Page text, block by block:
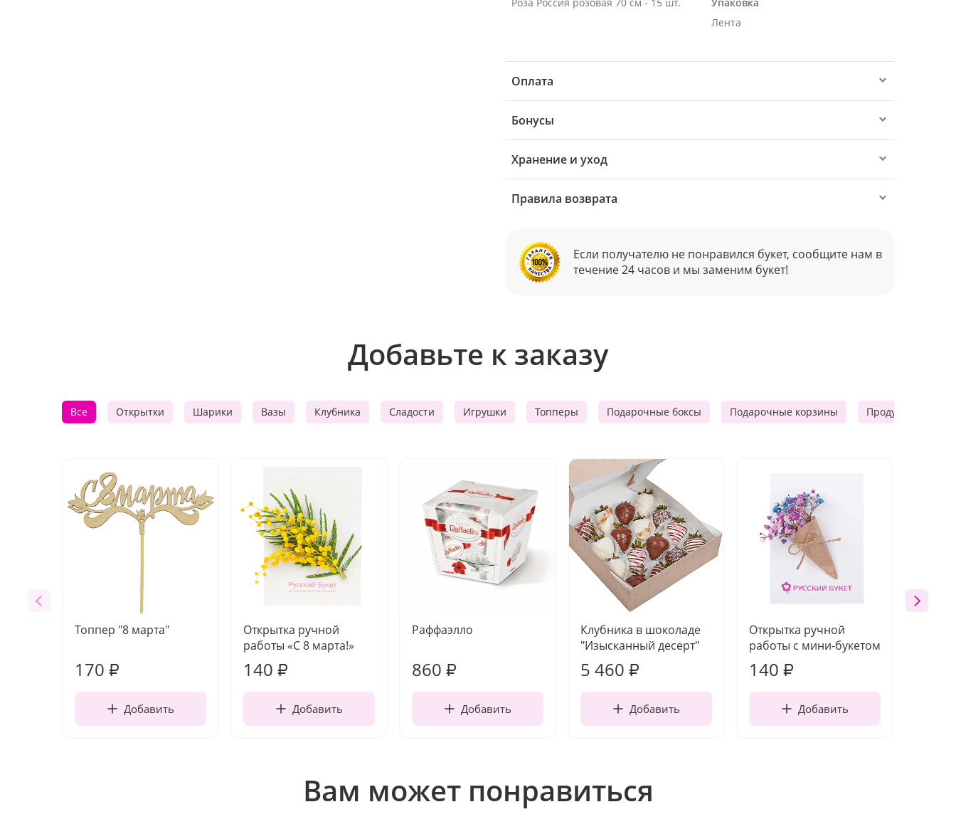
Лента
Оплата
Бонусы
Хранение и уход
Правила возврата
Если получателю не понравился букет, сообщите нам в
течение 24 часов и мы заменим букет!
Добавьте к заказу
Все Открытки Шарики Вазы Клубника Сладости Игрушки Топперы Подарочные боксы Подарочные корзины Продуктовые
Топпер "8 марта"
170 ₽
Добавить
Открытка ручной
работы «С 8 марта!»
140 ₽
Добавить
Раффаэлло
860 ₽
Добавить
Клубника в шоколаде
"Изысканный десерт"
5 460 ₽
Добавить
Открытка ручной
работы с мини-букетом
140 ₽
Добавить
Вам может понравиться